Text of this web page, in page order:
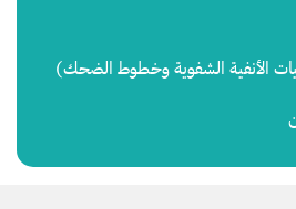
الأنفية الشفوية وخطوط الضحك)